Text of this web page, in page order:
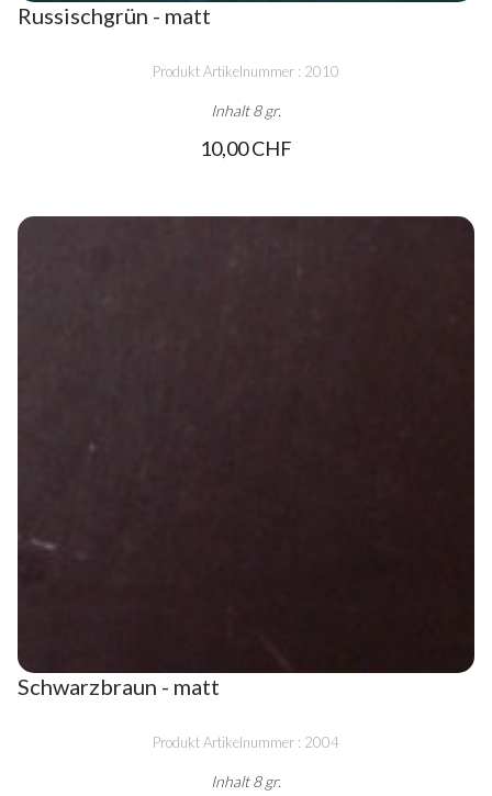
Russischgrün - matt
Produkt Artikelnummer : 2010
Inhalt 8 gr.
10,00 CHF
Schwarzbraun - matt
Produkt Artikelnummer : 2004
Inhalt 8 gr.